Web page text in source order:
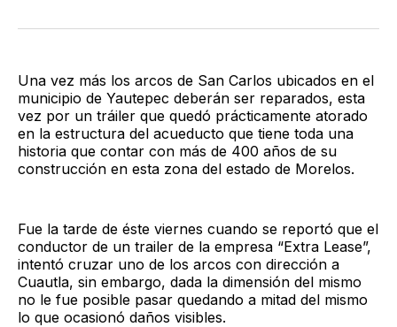
TwitterFacebook
LinkedIn
Email
Una vez más los arcos de San Carlos ubicados en el
municipio de Yautepec deberán ser reparados, esta
vez por un tráiler que quedó prácticamente atorado
en la estructura del acueducto que tiene toda una
historia que contar con más de 400 años de su
construcción en esta zona del estado de Morelos.
Fue la tarde de éste viernes cuando se reportó que el
conductor de un trailer de la empresa “Extra Lease”,
intentó cruzar uno de los arcos con dirección a
Cuautla, sin embargo, dada la dimensión del mismo
no le fue posible pasar quedando a mitad del mismo
lo que ocasionó daños visibles.